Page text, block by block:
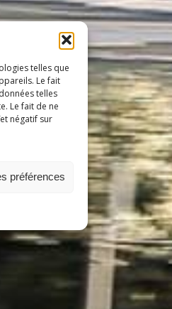
telles que
Le fait
telles
Le fait de ne
négatif sur
préférences